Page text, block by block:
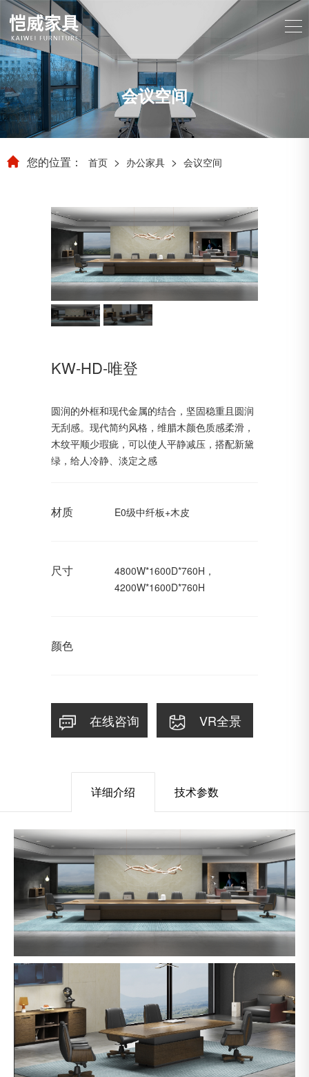
会议空间
您的位置： 首页 > 办公家具 > 会议空间
KW-HD-唯登
圆润的外框和现代金属的结合，坚固稳重且圆润
无刮感。现代简约风格，维腊木颜色质感柔滑，
木纹平顺少瑕疵，可以使人平静减压，搭配新黛
绿，给人冷静、淡定之感
材质 E0级中纤板+木皮
尺寸
4800W*1600D*760H，
4200W*1600D*760H
颜色
在线咨询 VR全景
详细介绍 技术参数